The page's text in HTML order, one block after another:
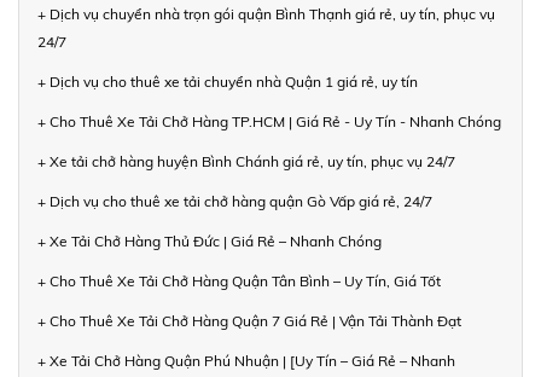
+ Dịch vụ chuyển nhà trọn gói quận Bình Thạnh giá rẻ, uy tín, phục vụ
24/7
+ Dịch vụ cho thuê xe tải chuyển nhà Quận 1 giá rẻ, uy tín
+ Cho Thuê Xe Tải Chở Hàng TP.HCM | Giá Rẻ - Uy Tín - Nhanh Chóng
+ Xe tải chở hàng huyện Bình Chánh giá rẻ, uy tín, phục vụ 24/7
+ Dịch vụ cho thuê xe tải chở hàng quận Gò Vấp giá rẻ, 24/7
+ Xe Tải Chở Hàng Thủ Đức | Giá Rẻ – Nhanh Chóng
+ Cho Thuê Xe Tải Chở Hàng Quận Tân Bình – Uy Tín, Giá Tốt
+ Cho Thuê Xe Tải Chở Hàng Quận 7 Giá Rẻ | Vận Tải Thành Đạt
+ Xe Tải Chở Hàng Quận Phú Nhuận | [Uy Tín – Giá Rẻ – Nhanh